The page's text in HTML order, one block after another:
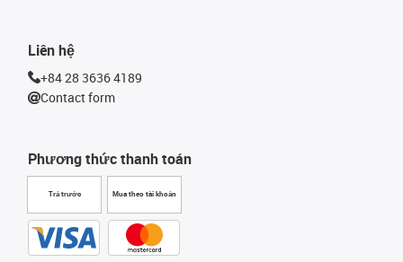
Phương thức thanh toán
Trả trước Mua theo tài khoản
Liên hệ
+84 28 3636 4189
Contact form